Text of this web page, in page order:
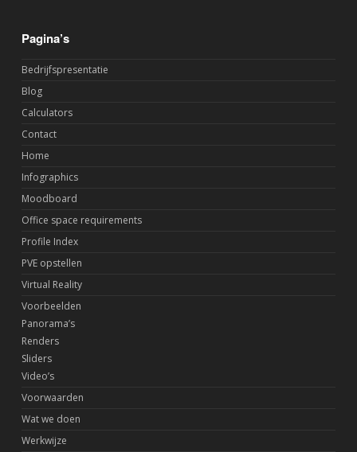
Pagina’s
Bedrijfspresentatie
Blog
Calculators
Contact
Home
Infographics
Moodboard
Office space requirements
Profile Index
PVE opstellen
Virtual Reality
Voorbeelden
Panorama’s
Renders
Sliders
Video’s
Voorwaarden
Wat we doen
Werkwijze